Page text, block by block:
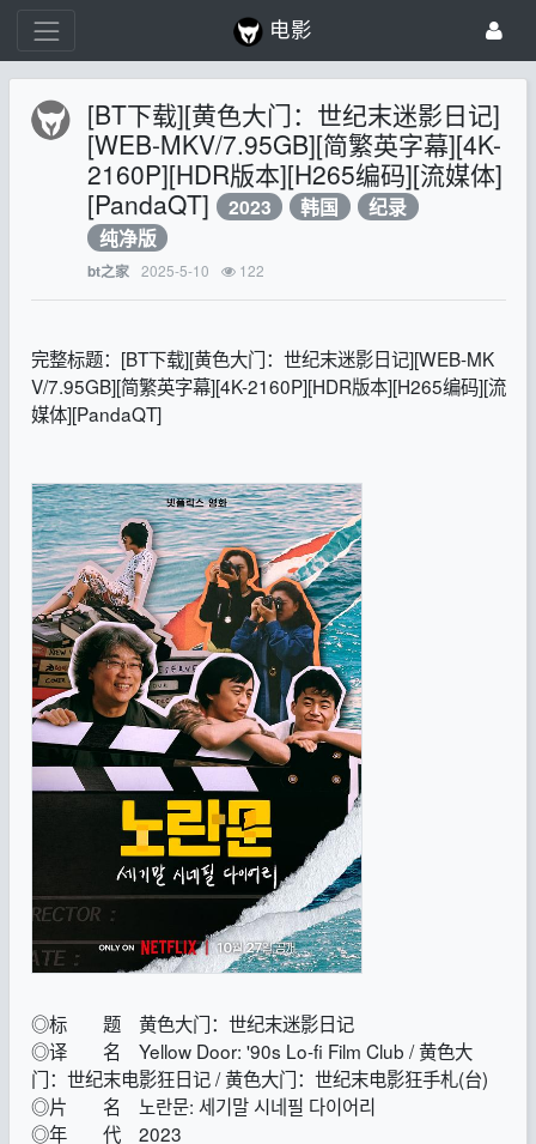
电影
[BT下载][黄色大门：世纪末迷影日记]
[WEB-MKV/7.95GB][简繁英字幕][4K-
2160P][HDR版本][H265编码][流媒体]
[PandaQT] 2023 韩国
纪录
纯净版
bt之家 2025-5-10 122
完整标题：[BT下载][黄色大门：世纪末迷影日记][WEB-MK
V/7.95GB][简繁英字幕][4K-2160P][HDR版本][H265编码][流
媒体][PandaQT]
◎标 题 黄色大门：世纪末迷影日记
◎译 名 Yellow Door: '90s Lo-fi Film Club / 黄色大
门：世纪末电影狂日记 / 黄色大门：世纪末电影狂手札(台)
◎片 名 노란문: 세기말 시네필 다이어리
◎年 代 2023